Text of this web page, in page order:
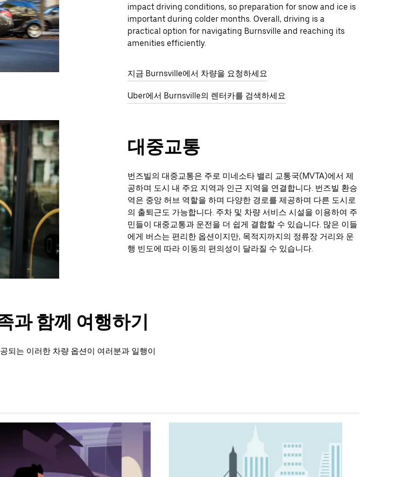
impact driving conditions, so preparation for snow and ice is
important during colder months. Overall, driving is a
practical option for navigating Burnsville and reaching its
amenities efficiently.
지금 Burnsville에서 차량을 요청하세요
Uber에서 Burnsville의 렌터카를 검색하세요
대중교통
번즈빌의 대중교통은 주로 미네소타 밸리 교통국(MVTA)에서 제
공하며 도시 내 주요 지역과 인근 지역을 연결합니다. 번즈빌 환승
역은 중앙 허브 역할을 하며 다양한 경로를 제공하며 다른 도시로
의 출퇴근도 가능합니다. 주차 및 차량 서비스 시설을 이용하여 주
민들이 대중교통과 운전을 더 쉽게 결합할 수 있습니다. 많은 이들
에게 버스는 편리한 옵션이지만, 목적지까지의 정류장 거리와 운
행 빈도에 따라 이동의 편의성이 달라질 수 있습니다.
과 함께 여행하기
되는 이러한 차량 옵션이 여러분과 일행이